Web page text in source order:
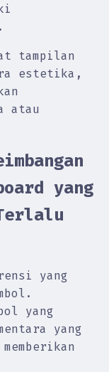
tampilan
estetika,
atau
yang
yang
yang
yang